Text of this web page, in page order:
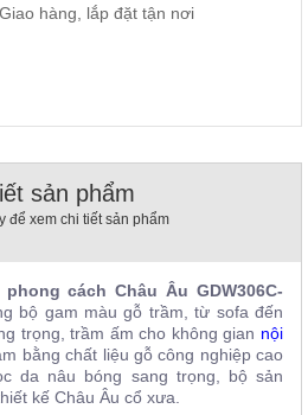
hàng, lắp đặt tận nơi
sản phẩm
để xem chi tiết sản phẩm
cách Châu Âu GDW306C-
bộ gam màu gỗ trầm, từ sofa đến
trọng, trầm ấm cho không gian nội
bằng chất liệu gỗ công nghiệp cao
da nâu bóng sang trọng, bộ sản
kế Châu Âu cổ xưa.